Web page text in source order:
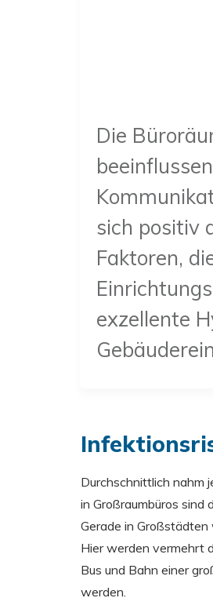
Die
sich positiv
Faktoren,
exzellente
Durchschnittlich nahm
in Großraumbüros sind
Gerade in
Hier werden vermehrt
Bus und Bahn einer
werden.